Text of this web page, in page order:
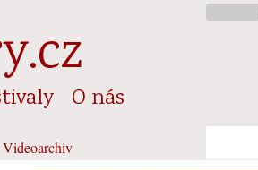
O nás
Videoarchiv